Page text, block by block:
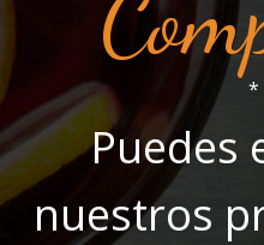
*
Puedes
nuestros